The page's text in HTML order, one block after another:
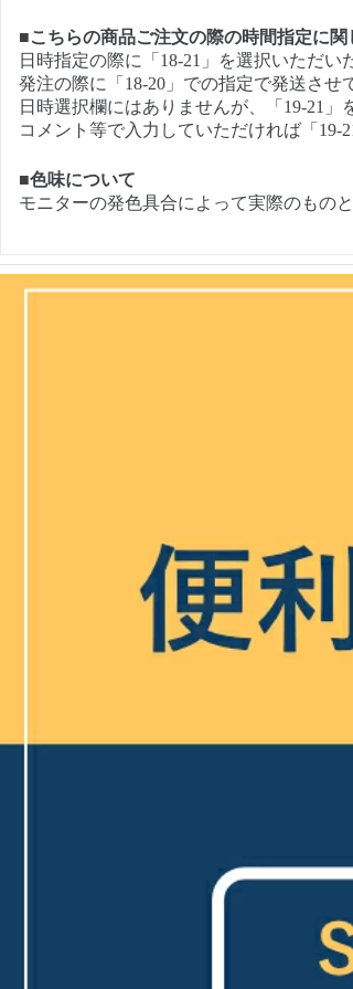
■こちらの商品ご注文の際の時間指定に関
日時指定の際に「18-21」を選択いただい
発注の際に「18-20」での指定で発送させ
日時選択欄にはありませんが、「19-21」
コメント等で入力していただければ「19-
■色味について
モニターの発色具合によって実際のもの